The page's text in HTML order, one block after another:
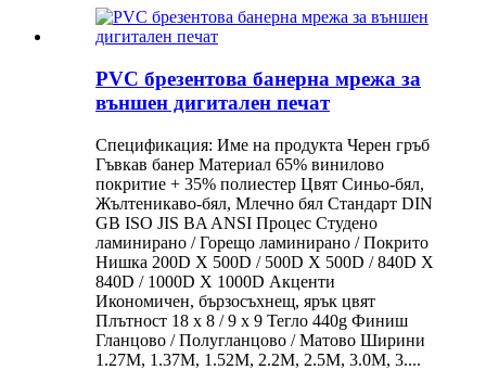
PVC брезентова банерна мрежа за
външен дигитален печат
Спецификация: Име на продукта Черен гръб
Гъвкав банер Материал 65% винилово
покритие + 35% полиестер Цвят Синьо-бял,
Жълтеникаво-бял, Млечно бял Стандарт DIN
GB ISO JIS BA ANSI Процес Студено
ламинирано / Горещо ламинирано / Покрито
Нишка 200D X 500D / 500D X 500D / 840D X
840D / 1000D X 1000D Акценти
Икономичен, бързосъхнещ, ярък цвят
Плътност 18 x 8 / 9 x 9 Тегло 440g Финиш
Гланцово / Полугланцово / Матово Ширини
1.27M, 1.37M, 1.52M, 2.2M, 2.5M, 3.0M, 3....